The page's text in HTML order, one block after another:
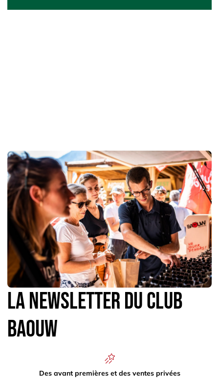
La newsletter du Club
Baouw
Des avant premières et des ventes privées